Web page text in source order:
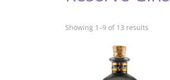
Showing 1–9 of 13 results